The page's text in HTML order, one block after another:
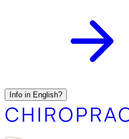
Info in English?